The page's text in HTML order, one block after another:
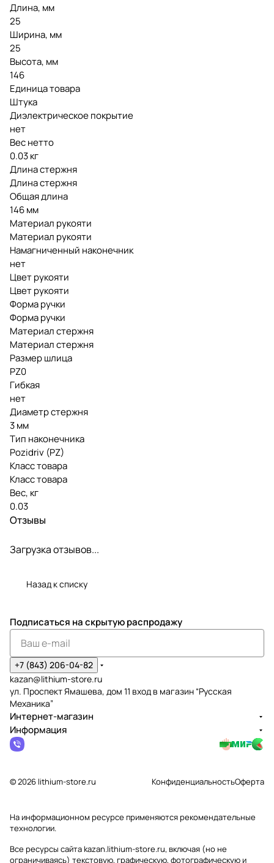
Длина, мм
25
Ширина, мм
25
Высота, мм
146
Единица товара
Штука
Диэлектрическое покрытие
нет
Вес нетто
0.03 кг
Длина стержня
Длина стержня
Общая длина
146 мм
Материал рукояти
Материал рукояти
Намагниченный наконечник
нет
Цвет рукояти
Цвет рукояти
Форма ручки
Форма ручки
Материал стержня
Материал стержня
Размер шлица
PZ0
Гибкая
нет
Диаметр стержня
3 мм
Тип наконечника
Pozidriv (PZ)
Класс товара
Класс товара
Вес, кг
0.03
Отзывы
Загрузка отзывов...
Назад к списку
Подписаться на скрытую распродажу
+7 (843) 206-04-82
kazan@lithium-store.ru
ул. Проспект Ямашева, дом 11 вход в магазин “Русская
Механика”
Интернет-магазин
Информация
© 2026 lithium-store.ru КонфиденциальностьОферта
На информационном ресурсе применяютсярекомендательные
технологии.
Все ресурсы сайта kazan.lithium-store.ru, включая (но не
ограничиваясь) текстовую, графическую, фотографическую и